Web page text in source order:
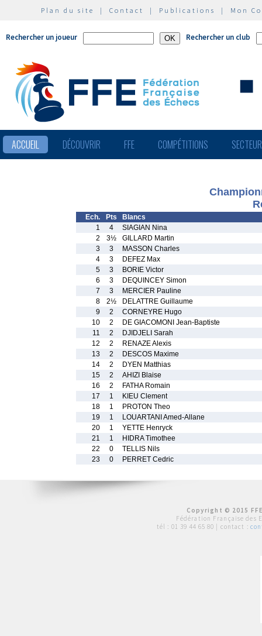
Plan du site | Contact | Publications | Mon
Rechercher un joueur Rechercher un club
ACCUEIL DÉCOUVRIR FFE COMPÉTITIONS
Ech. Pts
Blancs
1
4
SIAGIAN Nina
2
3½
GILLARD Martin
3
3
MASSON Charles
4
3
DEFEZ Max
5
3
BORIE Victor
6
3
DEQUINCEY Simon
7
3
MERCIER Pauline
8
2½
DELATTRE Guillaume
9
2
CORNEYRE Hugo
10
2
DE GIACOMONI Jean-Baptiste
11
2
DJIDJELI Sarah
12
2
RENAZE Alexis
13
2
DESCOS Maxime
14
2
DYEN Matthias
15
2
AHIZI Blaise
16
2
FATHA Romain
17
1
KIEU Clement
18
1
PROTON Theo
19
1
LOUARTANI Amed-Allane
20
1
YETTE Henryck
21
1
HIDRA Timothee
22
0
TELLIS Nils
23
0 PERRET Cedric
Copyright © 2015
Fédération Française des
tél : 01 39 44 65 80 | contact :